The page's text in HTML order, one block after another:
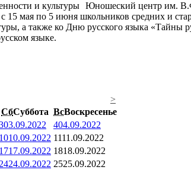
Юношеский центр им.
мая по 5 июня школьников средних и
а также ко Дню русского языка «Тайны
языке.
>
СбСуббота ВсВоскресенье
03.09.2022 404.09.2022
1010.09.2022 1111.09.2022
1717.09.2022 1818.09.2022
2424.09.2022 2525.09.2022